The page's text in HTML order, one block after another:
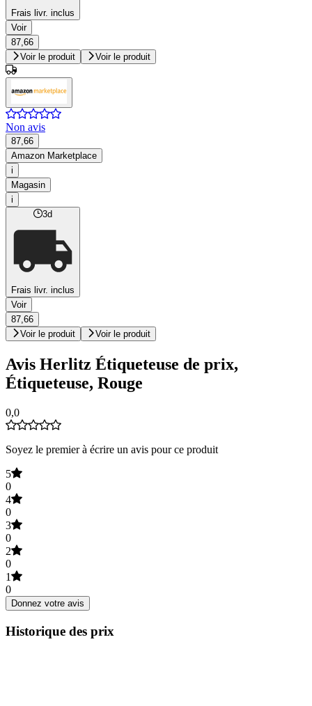
Frais livr. inclus
Voir
87,66
Voir le produit
Voir le produit
Non avis
87,66
Amazon Marketplace
i
Magasin
i
3d
Frais livr. inclus
Voir
87,66
Voir le produit
Voir le produit
Avis Herlitz Étiqueteuse de prix,
Étiqueteuse, Rouge
0,0
Soyez le premier à écrire un avis pour ce produit
5
0
4
0
3
0
2
0
1
0
Donnez votre avis
Historique des prix